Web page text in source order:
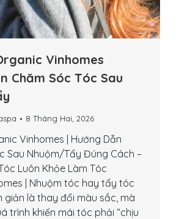
Vinhomes
Chăm Sóc Tóc Sau
8 Tháng Hai, 2026
Vinhomes | Hướng Dẫn
Sau Nhuộm/Tẩy Đúng Cách –
Luôn Khỏe Làm Tóc
| Nhuộm tóc hay tẩy tóc
giản là thay đổi màu sắc, mà
trình khiến mái tóc phải “chịu